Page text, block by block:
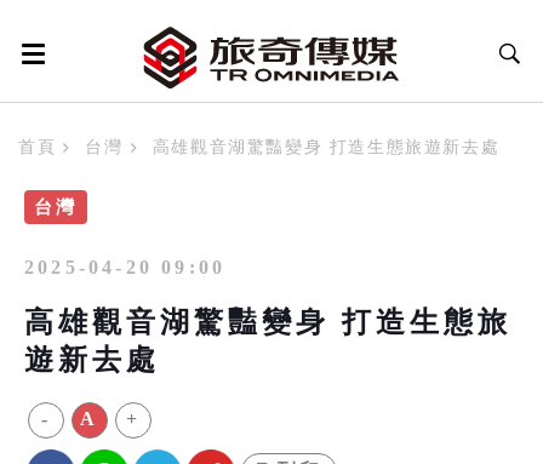
首頁 台灣 高雄觀音湖驚豔變身 打造生態旅遊新去處
台灣
2025-04-20 09:00
高雄觀音湖驚豔變身 打造生態旅
遊新去處
- A +